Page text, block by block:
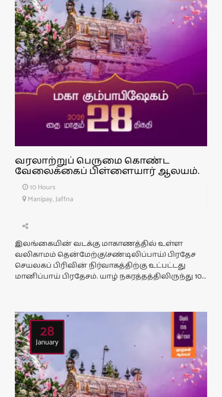
வரலாற்றுப் பெருமை கொண்ட
வேலைக்கைப் பிள்ளையார் ஆலயம்.
10 Hours
Manipay, Jaffna
இலங்கையின் வடக்கு மாகாணத்தில் உள்ள
வலிகாமம் தென்மேற்கு(சண்டிலிப்பாய்) பிரதேச
செயலகப் பிரிவின் நிர்வாகத்திற்கு உட்பட்டது
மானிப்பாய் பிரதேசம். யாழ் நகரத்தத்திலிருந்து 10...
28
January